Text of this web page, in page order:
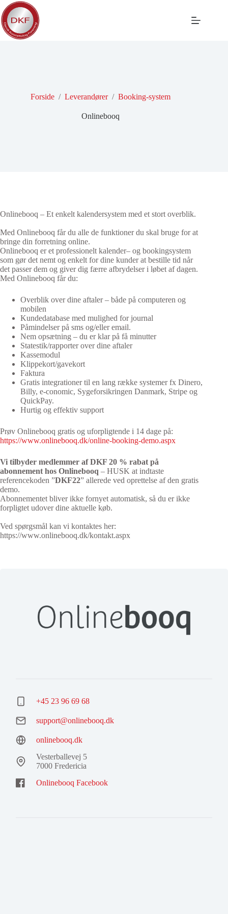
Fortsæt
til
indhold
Forside / Leverandører / Booking-system
Onlinebooq
Onlinebooq – Et enkelt kalendersystem med et stort overblik.
Med Onlinebooq får du alle de funktioner du skal bruge for at
bringe din forretning online.
Onlinebooq er et professionelt kalender– og bookingsystem
som gør det nemt og enkelt for dine kunder at bestille tid når
det passer dem og giver dig færre afbrydelser i løbet af dagen.
Med Onlinebooq får du:
Overblik over dine aftaler – både på computeren og
mobilen
Kundedatabase med mulighed for journal
Påmindelser på sms og/eller email.
Nem opsætning – du er klar på få minutter
Statestik/rapporter over dine aftaler
Kassemodul
Klippekort/gavekort
Faktura
Gratis integrationer til en lang række systemer fx Dinero,
Billy, e-conomic, Sygeforsikringen Danmark, Stripe og
QuickPay.
Hurtig og effektiv support
Prøv Onlinebooq gratis og uforpligtende i 14 dage på:
https://www.onlinebooq.dk/online-booking-demo.aspx
Vi tilbyder medlemmer af DKF 20 % rabat på
abonnement hos Onlinebooq – HUSK at indtaste
referencekoden ”DKF22” allerede ved oprettelse af den gratis
demo.
Abonnementet bliver ikke fornyet automatisk, så du er ikke
forpligtet udover dine aktuelle køb.
Ved spørgsmål kan vi kontaktes her:
https://www.onlinebooq.dk/kontakt.aspx
+45 23 96 69 68
support@onlinebooq.dk
onlinebooq.dk
Vesterballevej 5
7000 Fredericia
Onlinebooq Facebook